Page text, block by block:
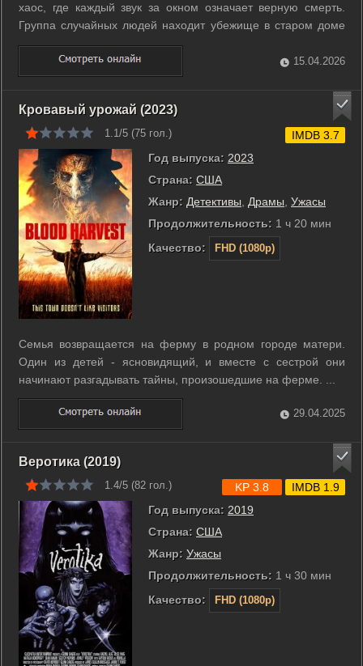
хаос, где каждый звук за окном означает верную смерть.
Группа случайных людей находит убежище в старом доме
на окраине города. Они баррикадируют двери, чтобы
спастись от неумолимого натиска кровожадных существ.
Снаружи отряды ...
15.04.2026
Кровавый урожай (2023)
1.1/5 (75 гол.)
Год выпуска: 2023
Страна: США
Жанр: Детективы Драмы Ужасы
Продолжительность: 1 ч 20 мин
Качество:
FHD (1080p)
IMDB 3.7
Семья возвращается на ферму в родном городе матери.
Один из детей - ясновидящий, и вместе с сестрой они
начинают разгадывать тайны, произошедшие на ферме. ...
29.04.2025
Веротика (2019)
1.4/5 (82 гол.)
Год выпуска: 2019
Страна: США
Жанр: Ужасы
Продолжительность: 1 ч 30 мин
Качество:
FHD (1080p)
KP 3.8 IMDB 1.9